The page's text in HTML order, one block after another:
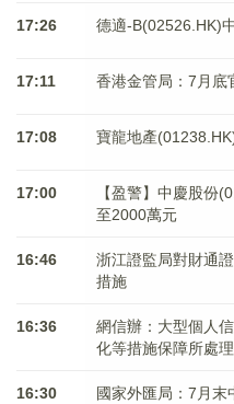
17:26 德適-B(02526.HK)
17:11 香港金管局：7月底
17:08 寶龍地產
17:00
【盈警】中慶股份
至2000萬元
16:46
浙江證監局對財通
措施
16:36
網信辦：大型個人
化等措施保障所處
16:30
國家外匯局：7月